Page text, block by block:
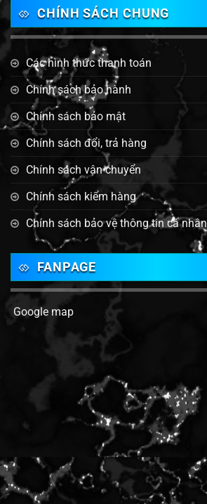
CHÍNH SÁCH CHUNG
Các hình thức thanh toán
Chính sách bảo hành
Chính sách bảo mật
Chính sách đổi, trả hàng
Chính sách vận chuyển
Chính sách kiểm hàng
Chính sách bảo vệ thông tin cá nhân
FANPAGE
Google map